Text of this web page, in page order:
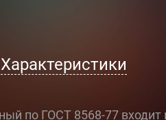
Характеристики
по ГОСТ 8568-77 входит